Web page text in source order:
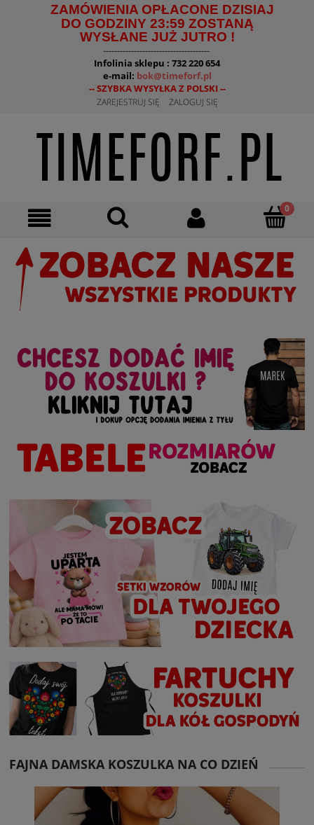
ZAMÓWIENIA OPŁACONE DZISIAJ
DO GODZINY 23:59 ZOSTANĄ
WYSŁANE JUŻ JUTRO !
--------------------------------------
Infolinia sklepu : 732 220 654
e-mail: bok@timeforf.pl
-- SZYBKA WYSYŁKA Z POLSKI --
ZAREJESTRUJ SIĘ ZALOGUJ SIĘ
FAJNA DAMSKA KOSZULKA NA CO DZIEŃ